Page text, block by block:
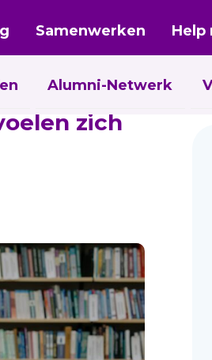
Alumni-Netwerk
Samenwerken Help
zich